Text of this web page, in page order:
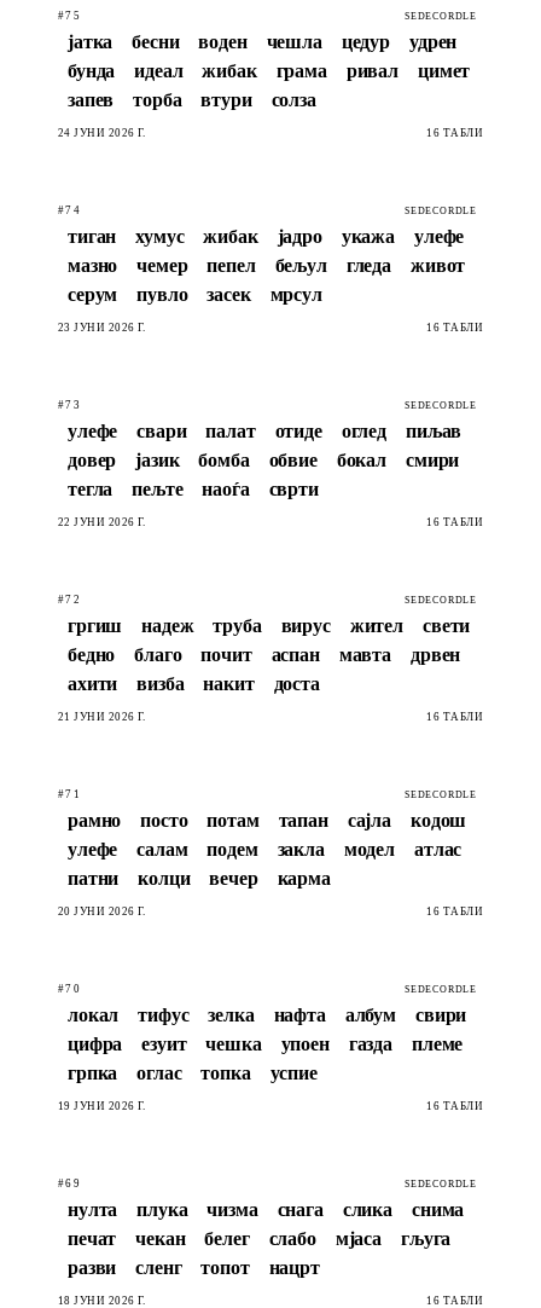
#75 SEDECORDLE
јатка бесни воден чешла цедур
удрен
бунда
идеал жибак грама ривал
цимет
запев
торба втури солза
24 ЈУНИ 2026 Г. 16 ТАБЛИ
#74 SEDECORDLE
тиган хумус жибак јадро укажа
улефе
мазно
чемер пепел бељул гледа
живот
серум
пувло засек мрсул
23 ЈУНИ 2026 Г. 16 ТАБЛИ
#73 SEDECORDLE
улефе свари палат отиде оглед
пиљав
довер
јазик бомба обвие бокал
смири
тегла
пељте наоѓа сврти
22 ЈУНИ 2026 Г. 16 ТАБЛИ
#72 SEDECORDLE
гргиш надеж труба вирус жител
свети
бедно
благо почит аспан мавта
дрвен
ахити
визба накит доста
21 ЈУНИ 2026 Г. 16 ТАБЛИ
#71 SEDECORDLE
рамно посто потам тапан сајла
кодош
улефе
салам подем закла модел
атлас
патни
колци вечер карма
20 ЈУНИ 2026 Г. 16 ТАБЛИ
#70 SEDECORDLE
локал тифус зелка нафта албум
свири
цифра
езуит чешка упоен газда
племе
грпка
оглас топка успие
19 ЈУНИ 2026 Г. 16 ТАБЛИ
#69 SEDECORDLE
нулта плука чизма снага слика
снима
печат
чекан белег слабо мјаса
гљуга
разви
сленг топот нацрт
18 ЈУНИ 2026 Г. 16 ТАБЛИ